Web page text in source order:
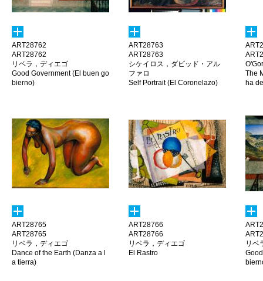
ART28762
ART28762
リベラ，ディエゴ
Good Government (El buen go
bierno)
ART28763
ART28763
シケイロス，ダビッド・アル
ファロ
Self Portrait (El Coronelazo)
The
ha
ART28765
ART28765
リベラ，ディエゴ
Dance of the Earth (Danza a l
a tierra)
ART28766
ART28766
リベラ，ディエゴ
El Rastro
リベ